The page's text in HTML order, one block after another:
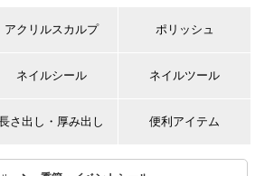
アクリルスカルプ ポリッシュ
ネイルシール ネイルツール
さ出し・厚み出し 便利アイテム